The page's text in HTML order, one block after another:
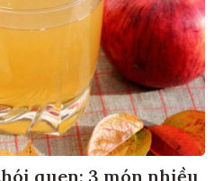
quen: 3 món nhiều